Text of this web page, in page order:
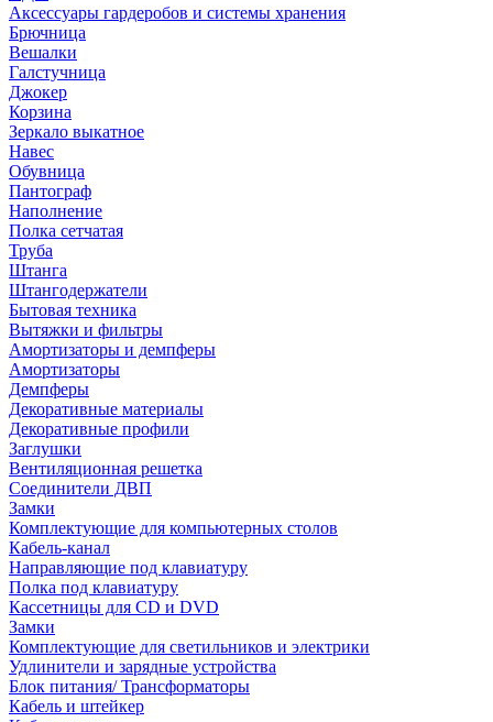
Аксессуары гардеробов и системы хранения
Брючница
Вешалки
Галстучница
Джокер
Корзина
Зеркало выкатное
Навес
Обувница
Пантограф
Наполнение
Полка сетчатая
Труба
Штанга
Штангодержатели
Бытовая техника
Вытяжки и фильтры
Амортизаторы и демпферы
Амортизаторы
Демпферы
Декоративные материалы
Декоративные профили
Заглушки
Вентиляционная решетка
Соединители ДВП
Замки
Комплектующие для компьютерных столов
Кабель-канал
Направляющие под клавиатуру
Полка под клавиатуру
Кассетницы для CD и DVD
Замки
Комплектующие для светильников и электрики
Удлинители и зарядные устройства
Блок питания/ Трансформаторы
Кабель и штейкер